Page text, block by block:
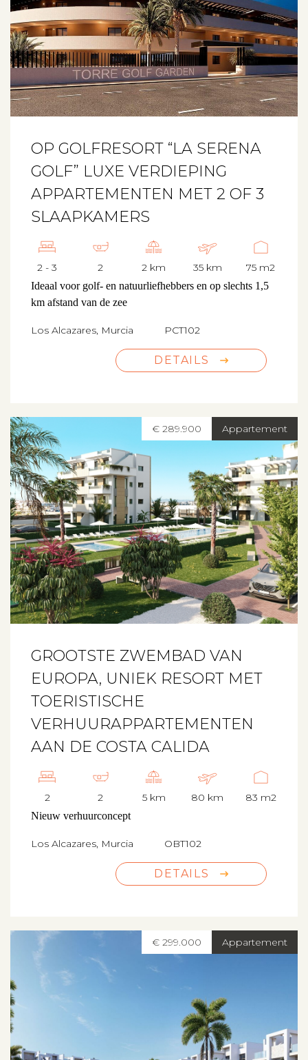
OP GOLFRESORT “LA SERENA
GOLF” LUXE VERDIEPING
APPARTEMENTEN MET 2 OF 3
SLAAPKAMERS
2 - 3 2 2 km 35 km 75 m2
Ideaal voor golf- en natuurliefhebbers en op slechts 1,5
km afstand van de zee
Los Alcazares, Murcia PCT102
DETAILS
Appartement
€ 289.900
GROOTSTE ZWEMBAD VAN
EUROPA, UNIEK RESORT MET
TOERISTISCHE
VERHUURAPPARTEMENTEN
AAN DE COSTA CALIDA
2 2 5 km 80 km 83 m2
Nieuw verhuurconcept
Los Alcazares, Murcia OBT102
DETAILS
Appartement
€ 299.000